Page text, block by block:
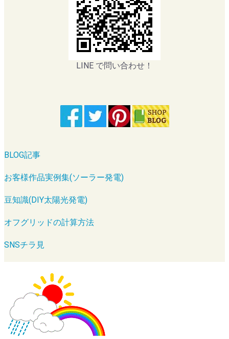
LINE で問い合わせ！
BLOG記事
お客様作品実例集(ソーラー発電)
豆知識(DIY太陽光発電)
オフグリッドの計算方法
SNSチラ見